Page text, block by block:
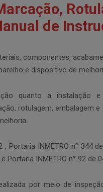
de
componentes,
e dispositivo de
quanto à instalação
rotulagem, embalagem e
, Portaria INMETRO n° 344
Portaria INMETRO n° 92 de
por meio de